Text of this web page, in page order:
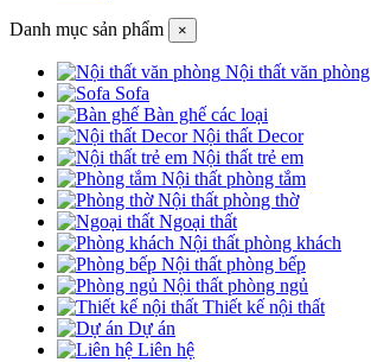
Danh mục sản phẩm ×
Nội thất văn phòng
Sofa
Bàn ghế các loại
Nội thất Decor
Nội thất trẻ em
Nội thất phòng tắm
Nội thất phòng thờ
Ngoại thất
Nội thất phòng khách
Nội thất phòng bếp
Nội thất phòng ngủ
Thiết kế nội thất
Dự án
Liên hệ